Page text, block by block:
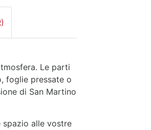
Le parti
foglie pressate o
di San Martino
alle vostre